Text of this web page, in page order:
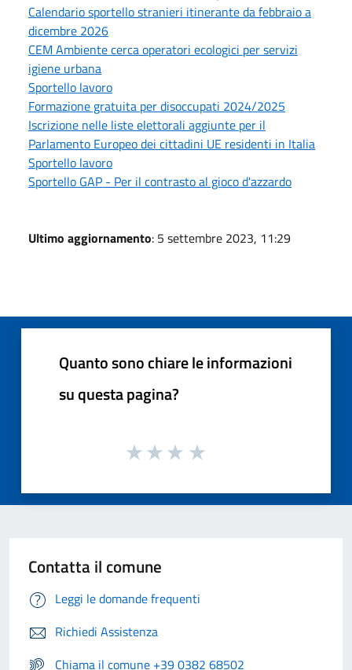
Calendario sportello stranieri itinerante da febbraio a
dicembre 2026
CEM Ambiente cerca operatori ecologici per servizi
igiene urbana
Sportello lavoro
Formazione gratuita per disoccupati 2024/2025
Iscrizione nelle liste elettorali aggiunte per il
Parlamento Europeo dei cittadini UE residenti in Italia
Sportello lavoro
Sportello GAP - Per il contrasto al gioco d'azzardo
Ultimo aggiornamento: 5 settembre 2023, 11:29
Quanto sono chiare le informazioni
su questa pagina?
Contatta il comune
Leggi le domande frequenti
Richiedi Assistenza
Chiama il comune +39 0382 68502